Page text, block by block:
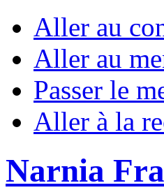
Aller au
Aller au
Passer le
Aller à la
Narnia